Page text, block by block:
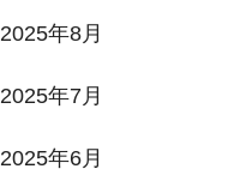
2025年8月
2025年7月
2025年6月